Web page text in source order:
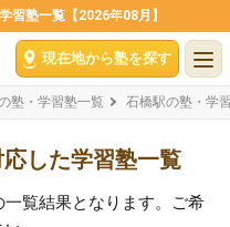
習塾一覧【2026年08月】
現在地から塾を探す
塾・学習塾一覧 石橋駅の塾・学
した学習塾一覧
覧結果となります。ご希